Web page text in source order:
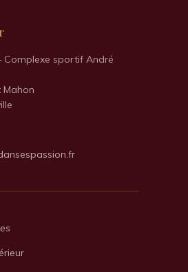
sportif André
Mahon